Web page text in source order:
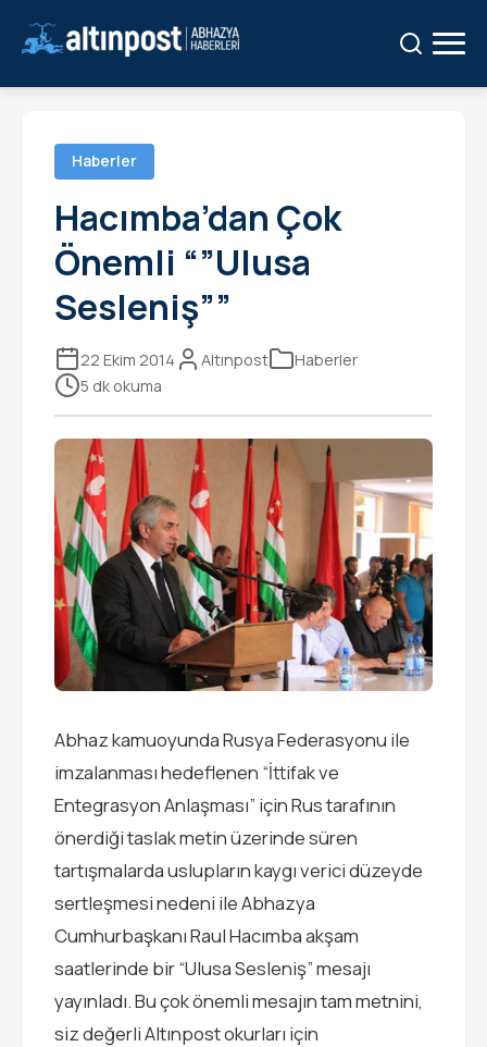
Haberler
Hacımba’dan Çok
Önemli “”Ulusa
Sesleniş””
22 Ekim 2014 Altınpost
Haberler
5 dk okuma
Abhaz kamuoyunda Rusya Federasyonu ile
imzalanması hedeflenen “İttifak ve
Entegrasyon Anlaşması” için Rus tarafının
önerdiği taslak metin üzerinde süren
tartışmalarda uslupların kaygı verici düzeyde
sertleşmesi nedeni ile Abhazya
Cumhurbaşkanı Raul Hacımba akşam
saatlerinde bir “Ulusa Sesleniş” mesajı
yayınladı. Bu çok önemli mesajın tam metnini,
siz değerli Altınpost okurları için